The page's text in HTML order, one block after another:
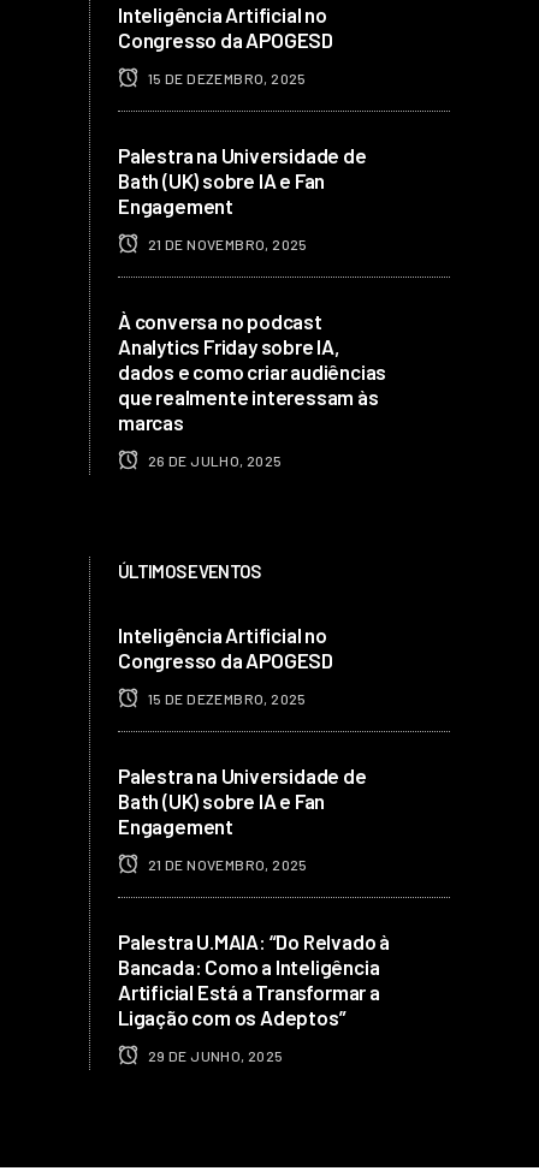
Inteligência Artificial no
Congresso da APOGESD
15 DE DEZEMBRO, 2025
Palestra na Universidade de
Bath (UK) sobre IA e Fan
Engagement
21 DE NOVEMBRO, 2025
À conversa no podcast
Analytics Friday sobre IA,
dados e como criar audiências
que realmente interessam às
marcas
26 DE JULHO, 2025
ÚLTIMOS EVENTOS
Inteligência Artificial no
Congresso da APOGESD
15 DE DEZEMBRO, 2025
Palestra na Universidade de
Bath (UK) sobre IA e Fan
Engagement
21 DE NOVEMBRO, 2025
Palestra U.MAIA: “Do Relvado à
Bancada: Como a Inteligência
Artificial Está a Transformar a
Ligação com os Adeptos”
29 DE JUNHO, 2025